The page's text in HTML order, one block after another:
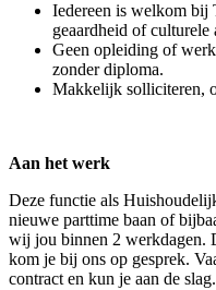
Iedereen is welkom bij
geaardheid of culturele
Geen opleiding of
zonder diploma.
Makkelijk solliciteren,
Aan het werk
Deze functie als
nieuwe parttime baan of
wij jou binnen 2 werkdagen.
kom je bij ons op gesprek.
contract en kun je aan de slag.